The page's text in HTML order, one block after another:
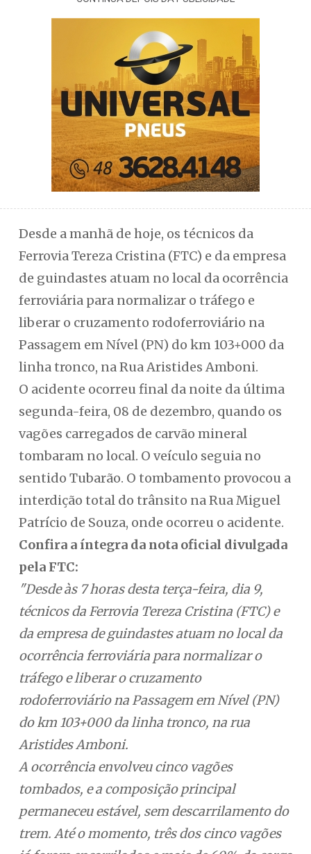
Desde a manhã de hoje, os técnicos da
Ferrovia Tereza Cristina (FTC) e da empresa
de guindastes atuam no local da ocorrência
ferroviária para normalizar o tráfego e
liberar o cruzamento rodoferroviário na
Passagem em Nível (PN) do km 103+000 da
linha tronco, na Rua Aristides Amboni.
O acidente ocorreu final da noite da última
segunda-feira, 08 de dezembro, quando os
vagões carregados de carvão mineral
tombaram no local. O veículo seguia no
sentido Tubarão. O tombamento provocou a
interdição total do trânsito na Rua Miguel
Patrício de Souza, onde ocorreu o acidente.
Confira a íntegra da nota oficial divulgada
pela FTC:
"Desde às 7 horas desta terça-feira, dia 9,
técnicos da Ferrovia Tereza Cristina (FTC) e
da empresa de guindastes atuam no local da
ocorrência ferroviária para normalizar o
tráfego e liberar o cruzamento
rodoferroviário na Passagem em Nível (PN)
do km 103+000 da linha tronco, na rua
Aristides Amboni.
A ocorrência envolveu cinco vagões
tombados, e a composição principal
permaneceu estável, sem descarrilamento do
trem. Até o momento, três dos cinco vagões